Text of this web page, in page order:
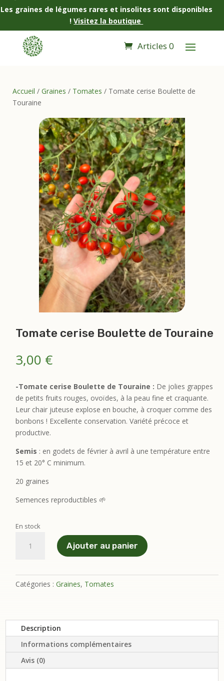
Les graines de légumes rares et insolites sont disponibles
!Visitez la boutique
Articles 0
Accueil / Graines / Tomates / Tomate cerise Boulette de
Touraine
Tomate cerise Boulette de Touraine
3,00 €
-Tomate cerise Boulette de Touraine : De jolies grappes
de petits fruits rouges, ovoïdes, à la peau fine et craquante.
Leur chair juteuse explose en bouche, à croquer comme des
bonbons ! Excellente conservation. Variété précoce et
productive.
Semis : en godets de février à avril à une température entre
15 et 20° C minimum.
20 graines
Semences reproductibles 🌱
En stock
Boulette
Ajouter au panier
Catégories :Graines, Tomates
Description
Informations complémentaires
Avis (0)